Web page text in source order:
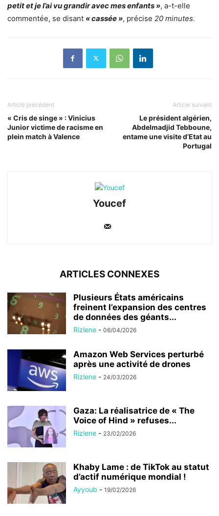
petit et je l’ai vu grandir avec mes enfants », a-t-elle
commentée, se disant « cassée », précise 20 minutes.
Article précédent
« Cris de singe » : Vinicius
Junior victime de racisme en
plein match à Valence
Article suivant
Le président algérien,
Abdelmadjid Tebboune,
entame une visite d’Etat au
Portugal
Youcef
ARTICLES CONNEXES
Plusieurs États américains
freinent l’expansion des centres
de données des géants...
Rizlene - 06/04/2026
Amazon Web Services perturbé
après une activité de drones
Rizlene - 24/03/2026
Gaza: La réalisatrice de « The
Voice of Hind » refuses...
Rizlene - 23/02/2026
Khaby Lame : de TikTok au statut
d’actif numérique mondial !
Ayyoub - 19/02/2026